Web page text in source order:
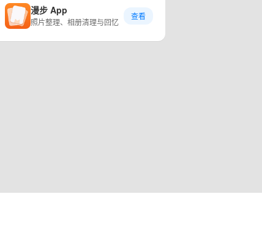
漫步 App
照片整理、相册清理与回忆
查看